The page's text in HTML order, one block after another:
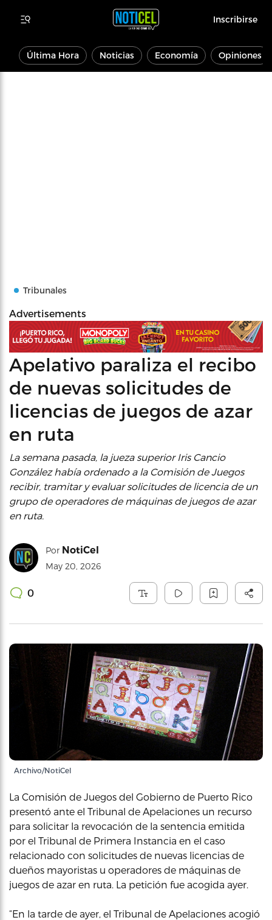
Inscribirse
Última Hora Noticias Economía Opiniones
Tribunales
Advertisements
Apelativo paraliza el recibo
de nuevas solicitudes de
licencias de juegos de azar
en ruta
La semana pasada, la jueza superior Iris Cancio
González había ordenado a la Comisión de Juegos
recibir, tramitar y evaluar solicitudes de licencia de un
grupo de operadores de máquinas de juegos de azar
en ruta.
Por NotiCel
May 20, 2026
0
Archivo/NotiCel
La Comisión de Juegos del Gobierno de Puerto Rico
presentó ante el Tribunal de Apelaciones un recurso
para solicitar la revocación de la sentencia emitida
por el Tribunal de Primera Instancia en el caso
relacionado con solicitudes de nuevas licencias de
dueños mayoristas u operadores de máquinas de
juegos de azar en ruta. La petición fue acogida ayer.
“En la tarde de ayer, el Tribunal de Apelaciones acogió